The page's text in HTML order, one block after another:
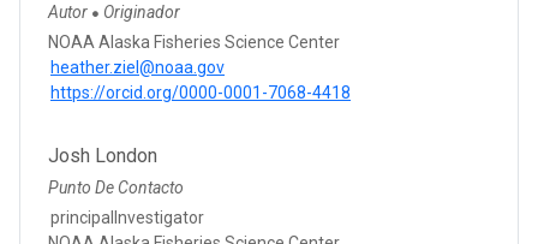
Autor ● Originador
NOAA Alaska Fisheries Science Center
heather.ziel@noaa.gov
https://orcid.org/0000-0001-7068-4418
Josh London
Punto De Contacto
principalInvestigator